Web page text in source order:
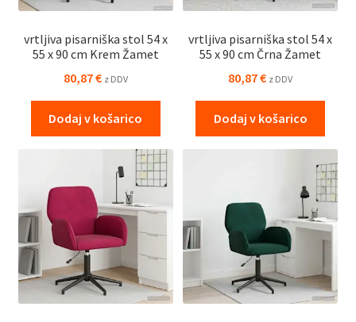
vrtljiva pisarniška stol 54 x
55 x 90 cm Krem Žamet
80,87€ z DDV
Dodaj v košarico
vrtljiva pisarniška stol 54 x
55 x 90 cm Črna Žamet
80,87€ z DDV
Dodaj v košarico